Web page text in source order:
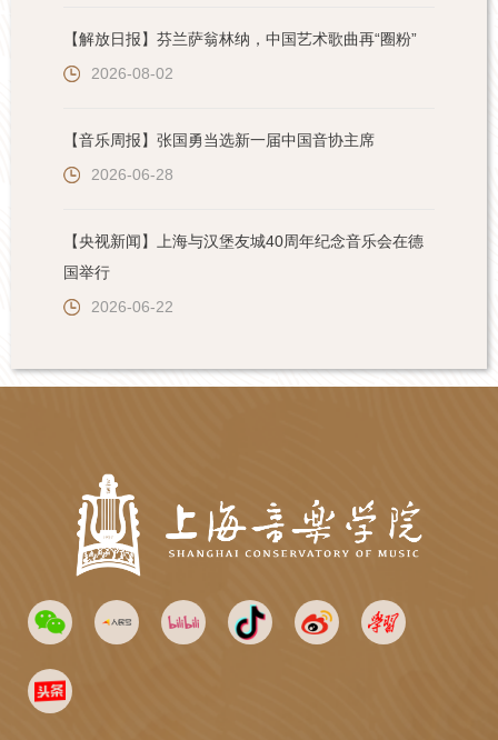
【解放日报】芬兰萨翁林纳，中国艺术歌曲再“圈粉”
2026-08-02
【音乐周报】张国勇当选新一届中国音协主席
2026-06-28
【央视新闻】上海与汉堡友城40周年纪念音乐会在德
国举行
2026-06-22